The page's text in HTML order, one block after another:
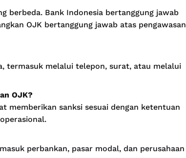
berbeda. Bank Indonesia bertanggung jawab
OJK bertanggung jawab atas pengawasan
termasuk melalui telepon, surat, atau melalui
OJK?
memberikan sanksi sesuai dengan ketentuan
perbankan, pasar modal, dan perusahaan